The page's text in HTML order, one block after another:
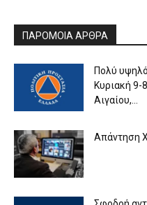
ΠΑΡΟΜΟΙΑ ΑΡΘΡΑ
Πολύ
Κυριακή 9-
Αιγαίου,...
Απάντηση